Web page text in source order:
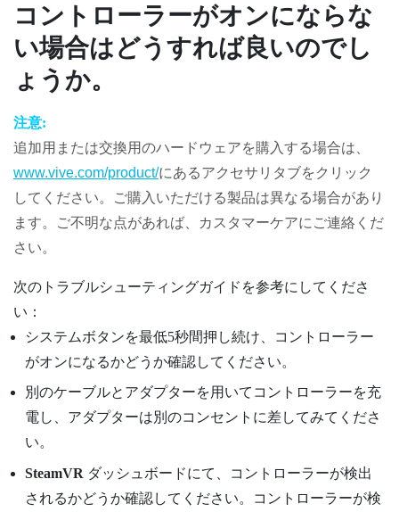
コントローラーがオンにならな
い場合はどうすれば良いのでし
ょうか。
注意:
追加用または交換用のハードウェアを購入する場合は、
www.vive.com/product/にあるアクセサリタブをクリック
してください。ご購入いただける製品は異なる場合があり
ます。ご不明な点があれば、カスタマーケアにご連絡くだ
さい。
次のトラブルシューティングガイドを参考にしてくださ
い：
システムボタンを最低5秒間押し続け、コントローラー
がオンになるかどうか確認してください。
別のケーブルとアダプターを用いてコントローラーを充
電し、アダプターは別のコンセントに差してみてくださ
い。
SteamVR ダッシュボードにて、コントローラーが検出
されるかどうか確認してください。コントローラーが検